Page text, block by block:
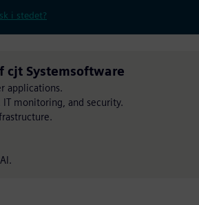
i stedet?
cjt Systemsoftware
applications.
monitoring, and security.